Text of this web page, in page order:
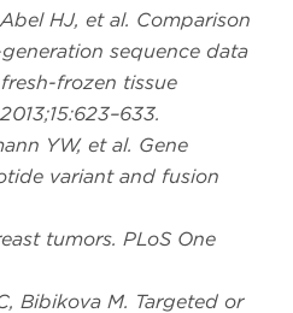
HJ, et al. Comparison
sequence data
frozen tissue
YW, et al. Gene
variant and fusion
tumors. PLoS One
Bibikova M. Targeted or